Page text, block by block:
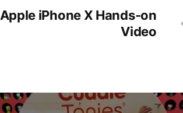
Apple iPhone X Hands-on
Video